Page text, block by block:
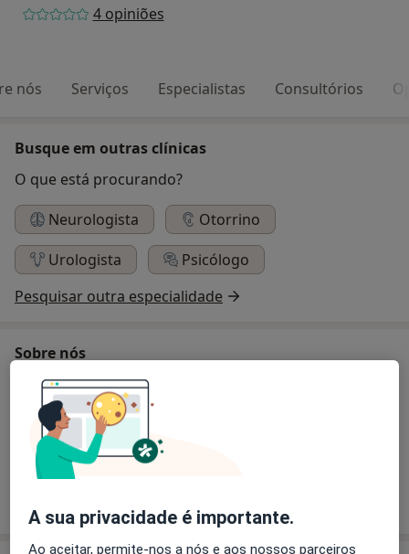
4 opiniões
nós Serviços Especialistas Consultórios
Busque em outras clínicas
O que está procurando?
Neurologista
Otorrino
Urologista
Psicólogo
Pesquisar outra especialidade
Sobre nós
Empresa prestadora de cuidados médicos, fundada
em 1982, completou no ano de 2012 30 anos de
actividade, vocacionada para a medicina preventiva e
curativa.
Possui um quadro médico e de enfermagem em
A sua privacidade é importante.
Ao aceitar, permite-nos a nós e aos nossos parceiros